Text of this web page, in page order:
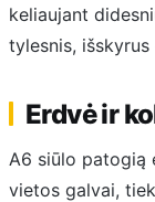
keliaujant
tylesnis,
Erdvė ir
A6 siūlo patogią
vietos galvai,